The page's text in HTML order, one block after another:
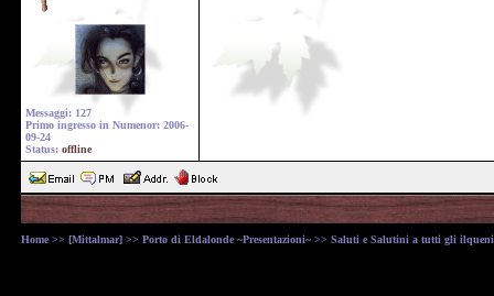
Messaggi: 127
Primo ingresso in Numenor: 2006-
09-24
Status: offline
Home >> [Mittalmar] >> Porto di Eldalonde ~Presentazioni~ >> Saluti e Salutini a tutti gli